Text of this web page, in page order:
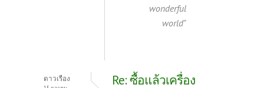
wonderful
world"
ดาวเรือง Re: ซื้อแล้วเครื่อง